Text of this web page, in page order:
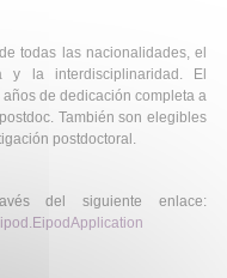
todas las nacionalidades, el
y la interdisciplinaridad. El
de dedicación completa a
También son elegibles
postdoctoral.
del siguiente enlace: